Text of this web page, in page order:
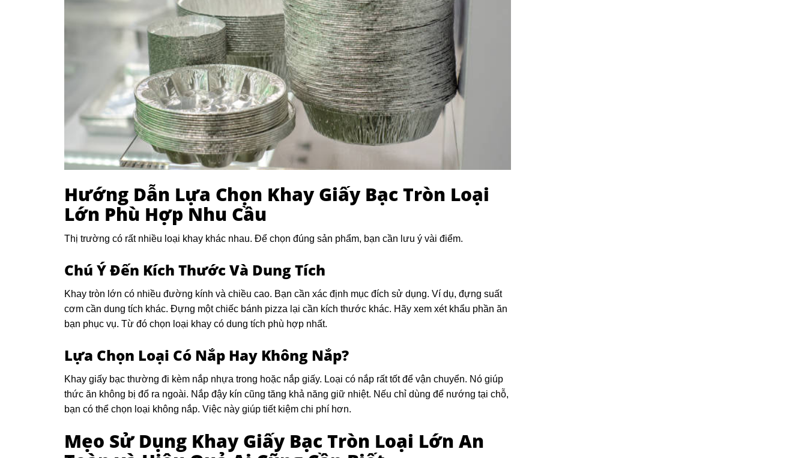
Hướng Dẫn Lựa Chọn Khay Giấy Bạc Tròn Loại
Lớn Phù Hợp Nhu Cầu
Thị trường có rất nhiều loại khay khác nhau. Để chọn đúng sản phẩm, bạn cần lưu ý vài điểm.
Chú Ý Đến Kích Thước Và Dung Tích
Khay tròn lớn có nhiều đường kính và chiều cao. Bạn cần xác định mục đích sử dụng. Ví dụ, đựng suất
cơm cần dung tích khác. Đựng một chiếc bánh pizza lại cần kích thước khác. Hãy xem xét khẩu phần ăn
bạn phục vụ. Từ đó chọn loại khay có dung tích phù hợp nhất.
Lựa Chọn Loại Có Nắp Hay Không Nắp?
Khay giấy bạc thường đi kèm nắp nhựa trong hoặc nắp giấy. Loại có nắp rất tốt để vận chuyển. Nó giúp
thức ăn không bị đổ ra ngoài. Nắp đậy kín cũng tăng khả năng giữ nhiệt. Nếu chỉ dùng để nướng tại chỗ,
bạn có thể chọn loại không nắp. Việc này giúp tiết kiệm chi phí hơn.
Mẹo Sử Dụng Khay Giấy Bạc Tròn Loại Lớn An